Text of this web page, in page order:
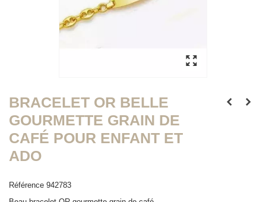
BRACELET OR BELLE
GOURMETTE GRAIN DE
CAFÉ POUR ENFANT ET
ADO
Référence 942783